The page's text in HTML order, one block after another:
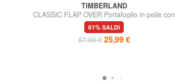
TIMBERLAND
CLASSIC FLAP OVER Portafoglio in pelle con
flap e portamonete
61% SALDI
67,00 € 25,99 €